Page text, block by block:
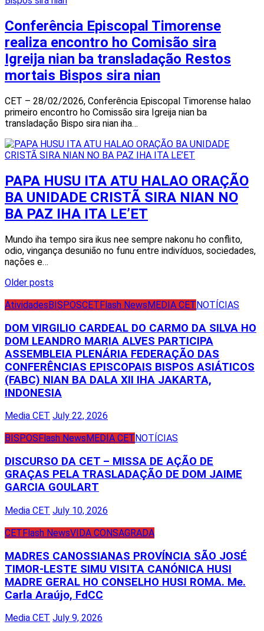
Conferência Episcopal Timorense
realiza encontro ho Comisão sira
Igreija nian ba transladação Restos
mortais Bispos sira nian
CET – 28/02/2026, Conferência Episcopal Timorense halao
primeiro encontro ho Comissão sira Igreija nian ba
transladação Bispo sira nian iha…
PAPA HUSU ITA ATU HALAO ORAÇÃO
BA UNIDADE CRISTÃ SIRA NIAN NO
BA PAZ IHA ITA LE’ET
Mundo iha tempo sira ikus nee sempre nakonu ho conflito,
odio, vingança desunião no funu entre indivíduos, sociedades,
nações e…
Posts
navigation
Older posts
AtividadesBISPOSCETFlash NewsMEDIA CETNOTÍCIAS
DOM VIRGILIO CARDEAL DO CARMO DA SILVA HO
DOM LEANDRO MARIA ALVES PARTICIPA
ASSEMBLEIA PLENÁRIA FEDERAÇÃO DAS
CONFERÊNCIAS EPISCOPAIS BISPOS ASIÁTICOS
(FABC) NIAN BA DALA XII IHA JAKARTA,
INDONESIA
Media CET July 22, 2026
BISPOS Flash News MEDIA CET NOTÍCIAS
DISCURSO DA CET – MISSA DE AÇÃO DE
GRAÇAS PELA TRASLADAÇÃO DE DOM JAIME
GARCIA GOULART
Media CET July 10, 2026
CETFlash NewsVIDA CONSAGRADA
MADRES CANOSSIANAS PROVÍNCIA SÃO JOSÉ
TIMOR-LESTE SIMU VISITA CANÓNICA HUSI
MADRE GERAL HO CONSELHO HUSI ROMA. Me.
Carla Araújo, FdCC
Media CET July 9, 2026